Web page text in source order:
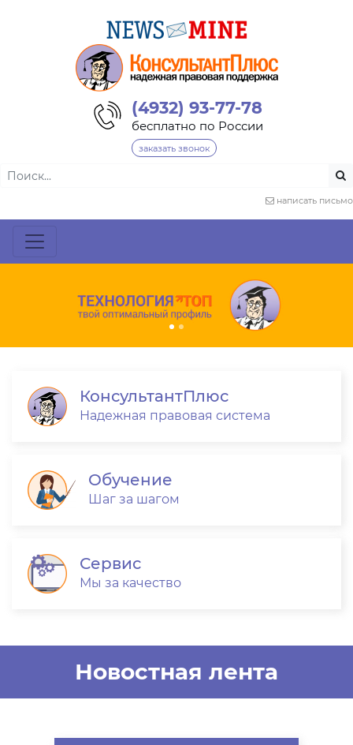
(4932) 93-77-78
бесплатно по России
заказать звонок
написать письмо
КонсультантПлюс
Надежная правовая система
Обучение
Шаг за шагом
Сервис
Мы за качество
Новостная лента